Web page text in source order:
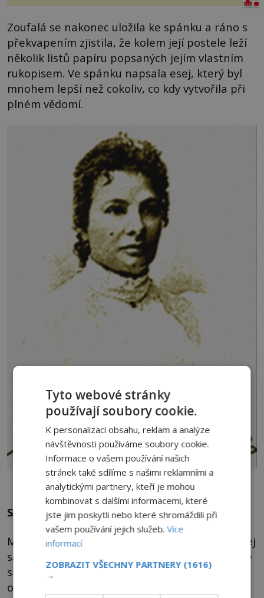
Zoufalá se nakonec uložila ke spánku a ráno s
překvapením zjistila, že kolem její postele leží
několik listů papíru popsaných jejím vlastním
rukopisem. Ve spánku napsala esej, který byl
mnohem lepší než cokoliv, co kdy vytvořila při
plném vědomí.
Elizabeth d’Esperance
Skryté možnosti lidského mozku
Mohlo její podvědomí zpracovat úkol a v noci jej
samovolně dokončit? Zdá se, že lidský mozek je
schopen pracovat i ve stavu, kdy vědomí
odpočívá.
Tyto webové stránky
používají soubory cookie.
K personalizaci obsahu, reklam a analýze
návštěvnosti používáme soubory cookie.
Informace o vašem používání našich
stránek také sdílíme s našimi reklamními a
analytickými partnery, kteří je mohou
kombinovat s dalšími informacemi, které
jste jim poskytli nebo které shromáždili při
vašem používání jejich služeb.Více
informací
ZOBRAZIT VŠECHNY PARTNERY (1616)
→